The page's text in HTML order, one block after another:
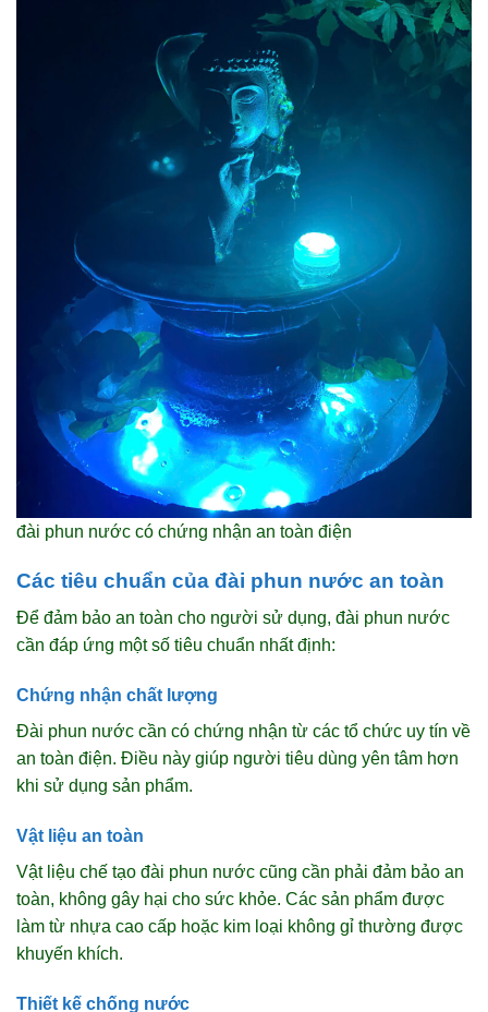
đài phun nước có chứng nhận an toàn điện
Các tiêu chuẩn của đài phun nước an toàn
Để đảm bảo an toàn cho người sử dụng, đài phun nước
cần đáp ứng một số tiêu chuẩn nhất định:
Chứng nhận chất lượng
Đài phun nước cần có chứng nhận từ các tổ chức uy tín về
an toàn điện. Điều này giúp người tiêu dùng yên tâm hơn
khi sử dụng sản phẩm.
Vật liệu an toàn
Vật liệu chế tạo đài phun nước cũng cần phải đảm bảo an
toàn, không gây hại cho sức khỏe. Các sản phẩm được
làm từ nhựa cao cấp hoặc kim loại không gỉ thường được
khuyến khích.
Thiết kế chống nước